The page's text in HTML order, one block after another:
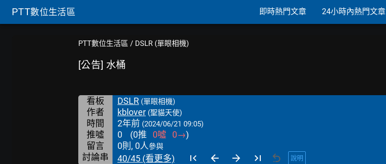
PTT數位生活區 即時熱門文章 24小時內熱門文章
PTT數位生活區 / DSLR (單眼相機)
[公告] 水桶
看板 DSLR (單眼相機)
作者 kblover (聖貓天使)
時間 2年前 (2024/06/21 09:05)
推噓 0 (0推 0噓 0→)
留言
0則, 0人參與
討論串 40/45 (看更多) 說明